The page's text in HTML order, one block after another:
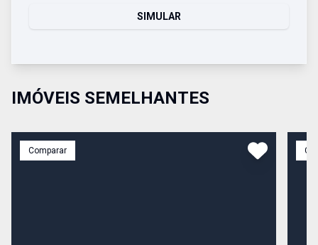
SIMULAR
IMÓVEIS SEMELHANTES
Comparar